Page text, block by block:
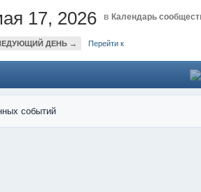
17, 2026 вКалендарь
ДЕНЬ → Перейти к
событий